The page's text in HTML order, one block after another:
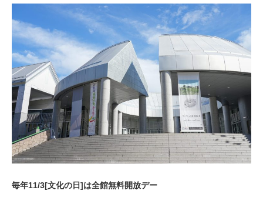
毎年11/3[文化の日]は全館無料開放デー